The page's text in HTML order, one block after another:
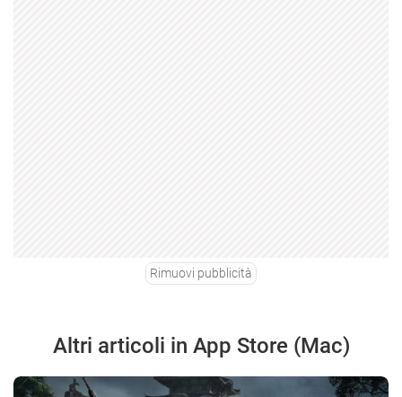
Rimuovi pubblicità
Altri articoli in App Store (Mac)